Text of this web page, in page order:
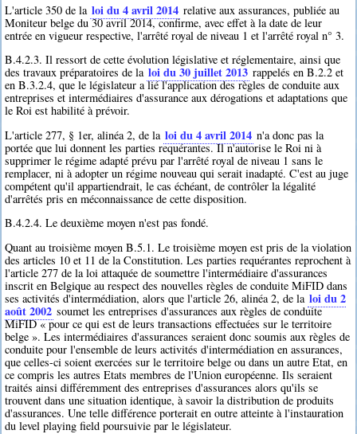
L'article 350 de la loi du 4 avril 2014 relative aux assurances, publiée au
Moniteur belge du 30 avril 2014, confirme, avec effet à la date de leur
entrée en vigueur respective, l'arrêté royal de niveau 1 et l'arrêté royal n° 3.
B.4.2.3. Il ressort de cette évolution législative et réglementaire, ainsi que
des travaux préparatoires de la loi du 30 juillet 2013 rappelés en B.2.2 et
en B.3.2.4, que le législateur a lié l'application des règles de conduite aux
entreprises et intermédiaires d'assurance aux dérogations et adaptations que
le Roi est habilité à prévoir.
L'article 277, § 1er, alinéa 2, de la loi du 4 avril 2014 n'a donc pas la
portée que lui donnent les parties requérantes. Il n'autorise le Roi ni à
supprimer le régime adapté prévu par l'arrêté royal de niveau 1 sans le
remplacer, ni à adopter un régime nouveau qui serait inadapté. C'est au juge
compétent qu'il appartiendrait, le cas échéant, de contrôler la légalité
d'arrêtés pris en méconnaissance de cette disposition.
B.4.2.4. Le deuxième moyen n'est pas fondé.
Quant au troisième moyen B.5.1. Le troisième moyen est pris de la violation
des articles 10 et 11 de la Constitution. Les parties requérantes reprochent à
l'article 277 de la loi attaquée de soumettre l'intermédiaire d'assurances
inscrit en Belgique au respect des nouvelles règles de conduite MiFID dans
ses activités d'intermédiation, alors que l'article 26, alinéa 2, de la loi du 2
août 2002 soumet les entreprises d'assurances aux règles de conduite
MiFID « pour ce qui est de leurs transactions effectuées sur le territoire
belge ». Les intermédiaires d'assurances seraient donc soumis aux règles de
conduite pour l'ensemble de leurs activités d'intermédiation en assurances,
que celles-ci soient exercées sur le territoire belge ou dans un autre Etat, en
ce compris les autres Etats membres de l'Union européenne. Ils seraient
traités ainsi différemment des entreprises d'assurances alors qu'ils se
trouvent dans une situation identique, à savoir la distribution de produits
d'assurances. Une telle différence porterait en outre atteinte à l'instauration
du level playing field poursuivie par le législateur.